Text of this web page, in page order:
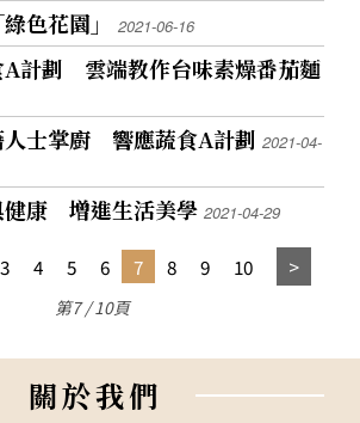
綠色花園」2021-06-16
A計劃 雲端教作台味素燥番茄麵
人士掌廚 響應蔬食A計劃2021-04-
健康 增進生活美學2021-04-29
3 4 5 6 7 8 9 10
第7 / 10頁
關於我們